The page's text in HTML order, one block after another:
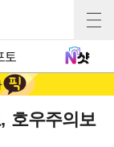
토
호우주의보